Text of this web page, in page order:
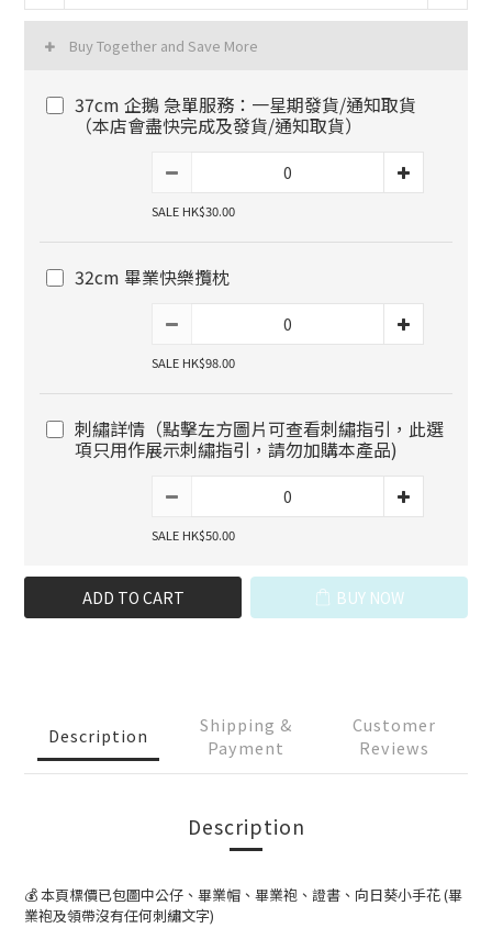
Buy Together and Save More
37cm 企鵝 急單服務：一星期發貨/通知取貨
（本店會盡快完成及發貨/通知取貨）
SALE HK$30.00
32cm 畢業快樂攬枕
SALE HK$98.00
刺繡詳情（點擊左方圖片可查看刺繡指引，此選
項只用作展示刺繡指引，請勿加購本產品)
SALE HK$50.00
ADD TO CART BUY NOW
Description
Shipping &
Payment
Customer
Reviews
Description
💰 本頁標價已包圖中公仔、畢業帽、畢業袍、證書、向日葵小手花 (畢
業袍及領帶沒有任何刺繡文字)